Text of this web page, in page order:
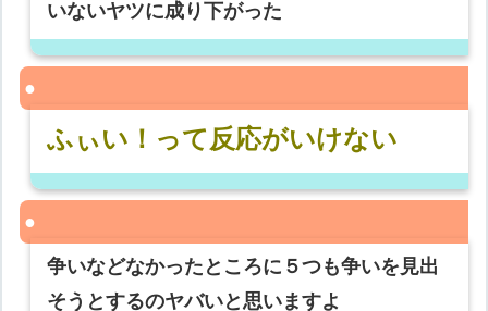
いないヤツに成り下がった
ふぃい！って反応がいけない
争いなどなかったところに５つも争いを見出
そうとするのヤバいと思いますよ